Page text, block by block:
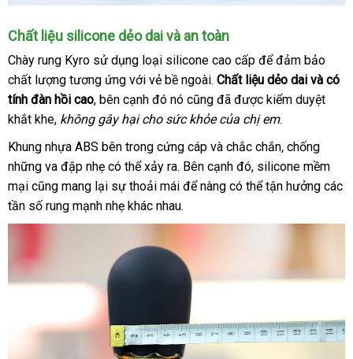
Chất liệu silicone dẻo daitham
khảo
và an toàn
Chày rung Kyro sử dụng loại silicone cao cấp báo
giá
để đảm bảo
chất lượng tương ứng đặt
mua
với vẻ bề ngoàicũ
. Chất liệu dẻo dai an
toàn
và có
tính đàn hồi caoonline
, bên cạnh đó nó so
sánh
cũng bền
đã khuyến
mãi
được kiểm duyệt
khắt khe, không gây hại cho sức khỏecũ
của chị em.
Khung nhựa ABS bên trong cứng cáp online
và chắc chắn, chống
hàng
những va đập nhẹ rẻ
nhất
có thể xảy raMỹ
. to
Bên cạnh đómới
nhất
, silicone mềm
mại facebook
cũng mang lại sự thoải mái lừa
để nàng khuyến
có thể tận hưởng bình
các
tần số rung mạnh nhẹ khác nhau.